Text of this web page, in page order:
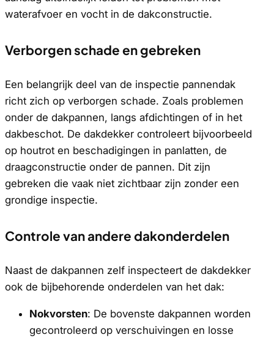
waterafvoer en vocht in de dakconstructie.
Verborgen schade en gebreken
Een belangrijk deel van de inspectie pannendak
richt zich op verborgen schade. Zoals problemen
onder de dakpannen, langs afdichtingen of in het
dakbeschot. De dakdekker controleert bijvoorbeeld
op houtrot en beschadigingen in panlatten, de
draagconstructie onder de pannen. Dit zijn
gebreken die vaak niet zichtbaar zijn zonder een
grondige inspectie.
Controle van andere dakonderdelen
Naast de dakpannen zelf inspecteert de dakdekker
ook de bijbehorende onderdelen van het dak:
Nokvorsten: De bovenste dakpannen worden
gecontroleerd op verschuivingen en losse